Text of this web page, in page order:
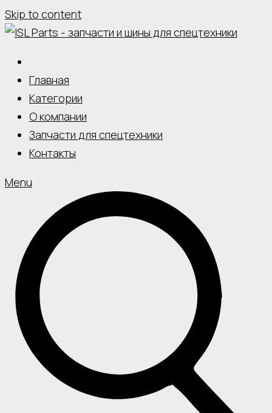
Skip to content
Главная
Категории
О компании
Запчасти для спецтехники
Контакты
Menu